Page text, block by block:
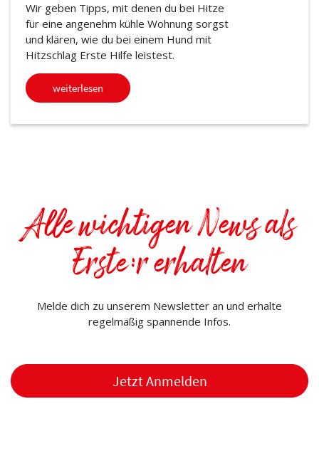
Wir geben Tipps, mit denen du bei Hitze
für eine angenehm kühle Wohnung sorgst
und klären, wie du bei einem Hund mit
Hitzschlag Erste Hilfe leistest.
weiterlesen
Alle wichtigen News als
Erste:r erhalten
Melde dich zu unserem Newsletter an und erhalte
regelmäßig spannende Infos.
Jetzt Anmelden